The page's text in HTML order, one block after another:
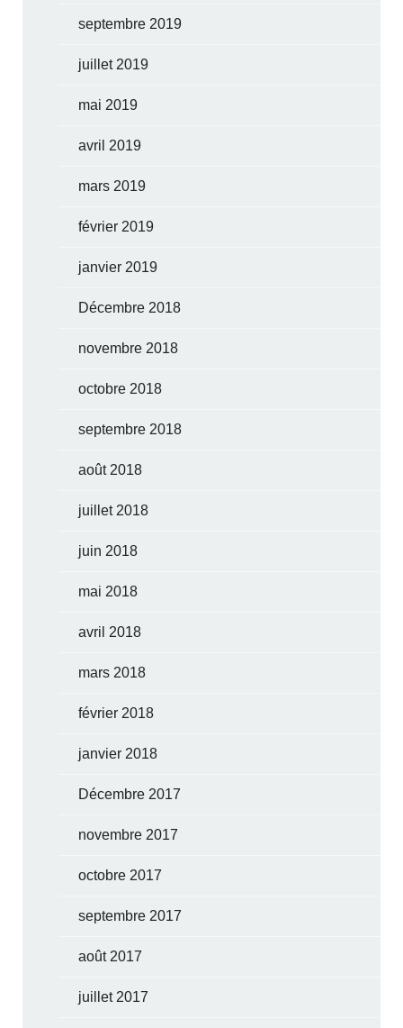
septembre 2019
juillet 2019
mai 2019
avril 2019
mars 2019
février 2019
janvier 2019
Décembre 2018
novembre 2018
octobre 2018
septembre 2018
août 2018
juillet 2018
juin 2018
mai 2018
avril 2018
mars 2018
février 2018
janvier 2018
Décembre 2017
novembre 2017
octobre 2017
septembre 2017
août 2017
juillet 2017